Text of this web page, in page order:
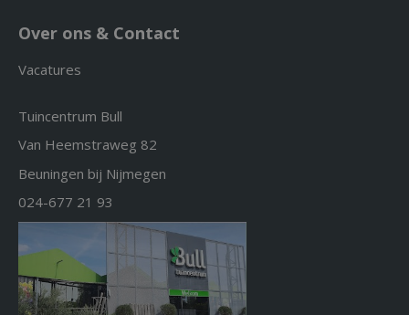
Over ons & Contact
Vacatures
Tuincentrum Bull
Van Heemstraweg 82
Beuningen bij Nijmegen
024-677 21 93